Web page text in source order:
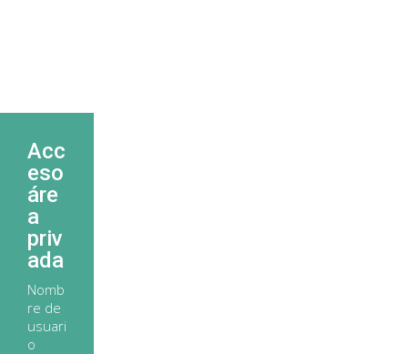
Acc
eso
áre
a
priv
ada
Nomb
re de
usuari
o